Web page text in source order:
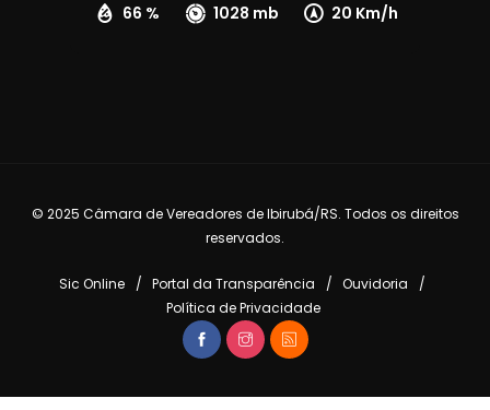
66 % 1028 mb 20 Km/h
© 2025 Câmara de Vereadores de Ibirubá/RS. Todos os direitos
reservados.
Sic Online Portal da Transparência
Ouvidoria
Política de Privacidade